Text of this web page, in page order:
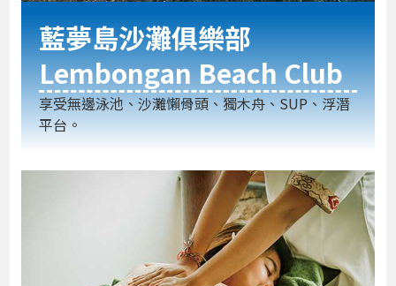
藍夢島沙灘俱樂部
Lembongan Beach Club
享受無邊泳池、沙灘懶骨頭、獨木舟、SUP、浮潛
平台。